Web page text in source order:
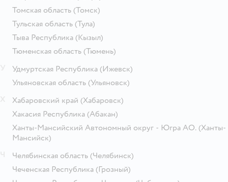
Томская область (Томск)
Тульская область (Тула)
Тыва Республика (Кызыл)
Тюменская область (Тюмень)
Удмуртская Республика (Ижевск)
Ульяновская область (Ульяновск)
Хабаровский край (Хабаровск)
Хакасия Республика (Абакан)
Ханты-Мансийский Автономный округ - Югра АО. (Ханты-
Мансийск)
Челябинская область (Челябинск)
Чеченская Республика (Грозный)